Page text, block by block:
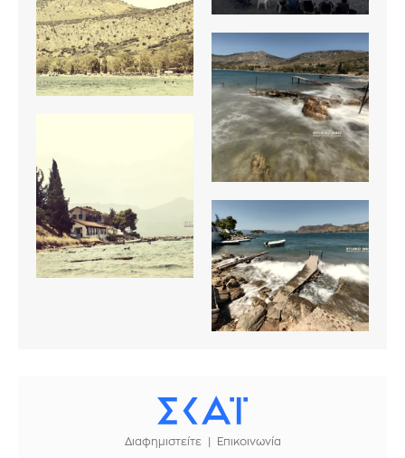
Διαφημιστείτε Επικοινωνία